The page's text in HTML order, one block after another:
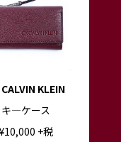
CALVIN KLEIN
キ―ケース
¥10,000 +税